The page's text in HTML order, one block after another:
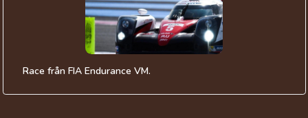
Race från FIA Endurance VM.